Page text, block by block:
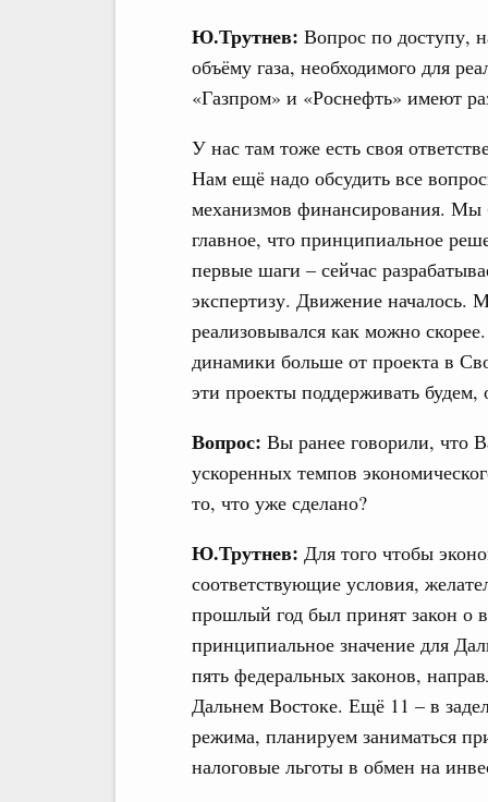
Ю.Трутнев: Вопрос по доступу,
объёму газа, необходимого для
«Газпром» и «Роснефть» имеют
У нас там тоже есть своя
Нам ещё надо обсудить все
механизмов финансирования. Мы
главное, что принципиальное
первые шаги – сейчас
экспертизу. Движение началось.
реализовывался как можно
динамики больше от проекта в
эти проекты поддерживать
Вопрос: Вы ранее говорили, что
ускоренных темпов
то, что уже сделано?
Ю.Трутнев: Для того чтобы
соответствующие условия,
прошлый год был принят закон о
принципиальное значение для
пять федеральных законов,
Дальнем Востоке. Ещё 11 – в
режима, планируем заниматься
налоговые льготы в обмен на